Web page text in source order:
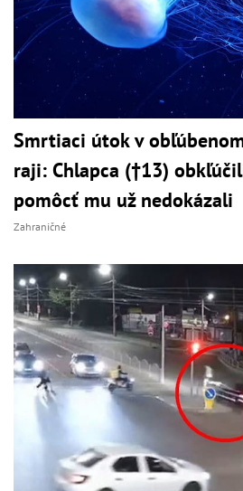
Smrtiaci útok v
raji: Chlapca (†13)
pomôcť mu už nedokázali
Zahraničné